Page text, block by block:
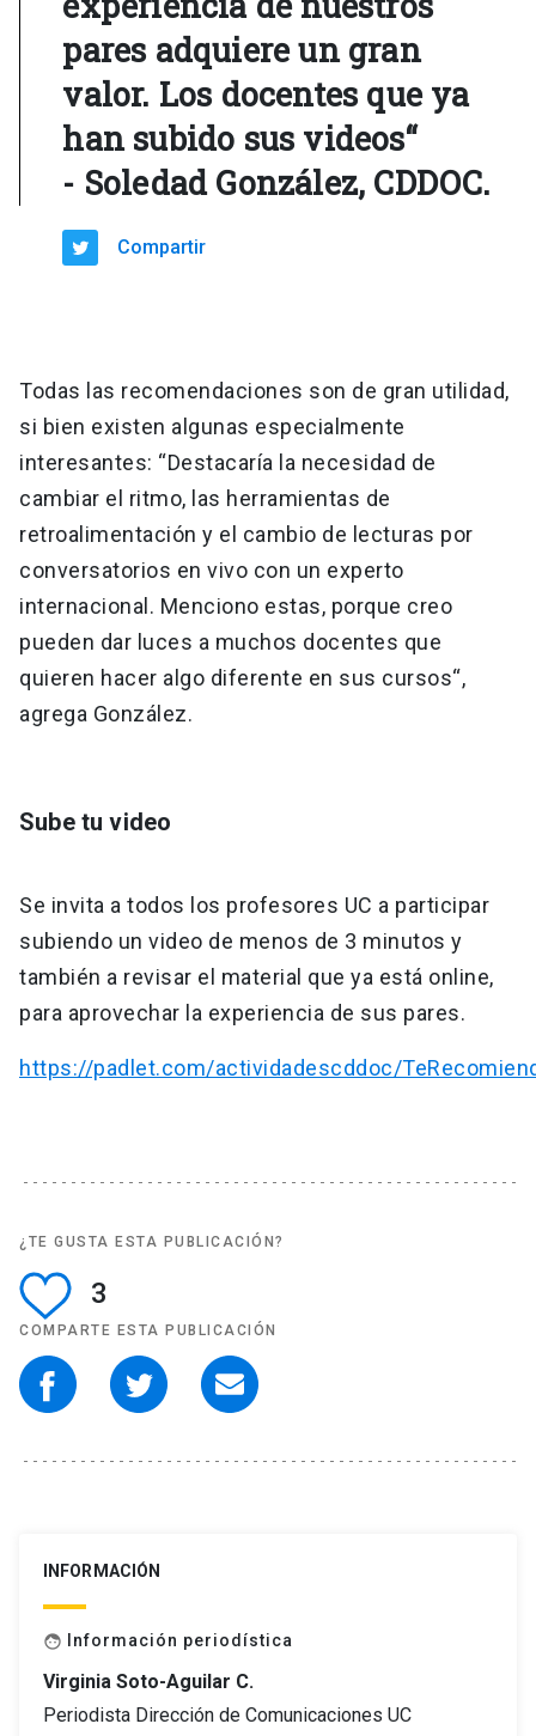
pares adquiere un gran
valor. Los docentes que ya
han subido sus videos“
- Soledad González, CDDOC.
Compartir
Todas las recomendaciones son de gran utilidad,
si bien existen algunas especialmente
interesantes: “Destacaría la necesidad de
cambiar el ritmo, las herramientas de
retroalimentación y el cambio de lecturas por
conversatorios en vivo con un experto
internacional. Menciono estas, porque creo
pueden dar luces a muchos docentes que
quieren hacer algo diferente en sus cursos“,
agrega González.
Sube tu video
Se invita a todos los profesores UC a participar
subiendo un video de menos de 3 minutos y
también a revisar el material que ya está online,
para aprovechar la experiencia de sus pares.
https://padlet.com/actividadescddoc/
¿TE GUSTA ESTA PUBLICACIÓN?
3
COMPARTE ESTA PUBLICACIÓN
INFORMACIÓN
face Información periodística
Virginia Soto-Aguilar C.
Periodista Dirección de Comunicaciones UC